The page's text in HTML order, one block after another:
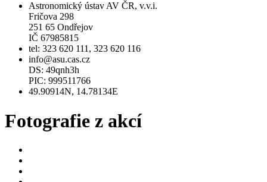
Astronomický ústav AV ČR, v.v.i.
Fričova 298
251 65 Ondřejov
IČ 67985815
tel: 323 620 111, 323 620 116
info@asu.cas.cz
DS: 49qnh3h
PIC: 999511766
49.90914N, 14.78134E
Fotografie z akcí